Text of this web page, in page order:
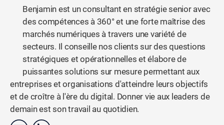
Benjamin est un consultant en stratégie senior avec
des compétences à 360° et une forte maîtrise des
marchés numériques à travers une variété de
secteurs. Il conseille nos clients sur des questions
stratégiques et opérationnelles et élabore de
puissantes solutions sur mesure permettant aux
entreprises et organisations d'atteindre leurs objectifs
et de croître à l'ère du digital. Donner vie aux leaders de
demain est son travail au quotidien.